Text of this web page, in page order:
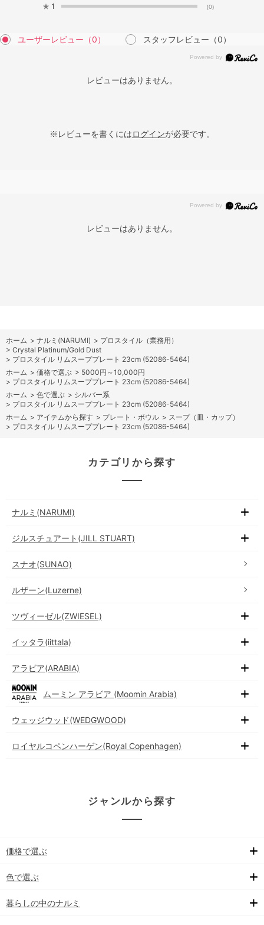
★ 1 (0)
ユーザーレビュー （0） スタッフレビュー （0）
レビューはありません。
※レビューを書くにはログインが必要です。
レビューはありません。
ホーム > ナルミ(NARUMI) > プロスタイル（業務用）
> Crystal Platinum/Gold Dust
> プロスタイル リムスーププレート 23cm (52086-5464)
ホーム > 価格で選ぶ > 5000円～10,000円
> プロスタイル リムスーププレート 23cm (52086-5464)
ホーム > 色で選ぶ > シルバー系
> プロスタイル リムスーププレート 23cm (52086-5464)
ホーム > アイテムから探す > プレート・ボウル > スープ（皿・カップ）
> プロスタイル リムスーププレート 23cm (52086-5464)
カテゴリから探す
ナルミ(NARUMI)
ジルスチュアート(JILL STUART)
スナオ(SUNAO)
ルザーン(Luzerne)
ツヴィーゼル(ZWIESEL)
イッタラ(iittala)
アラビア(ARABIA)
ムーミン アラビア (Moomin Arabia)
ウェッジウッド(WEDGWOOD)
ロイヤルコペンハーゲン(Royal Copenhagen)
ジャンルから探す
価格で選ぶ
色で選ぶ
暮らしの中のナルミ